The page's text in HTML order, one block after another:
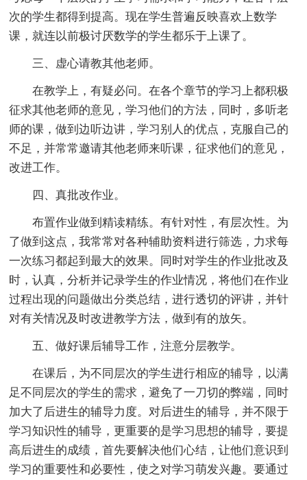
次的学生都得到提高。现在学生普遍反映喜欢上数学
课，就连以前极讨厌数学的学生都乐于上课了。
三、虚心请教其他老师。
在教学上，有疑必问。在各个章节的学习上都积极
征求其他老师的意见，学习他们的方法，同时，多听老
师的课，做到边听边讲，学习别人的优点，克服自己的
不足，并常常邀请其他老师来听课，征求他们的意见，
改进工作。
四、真批改作业。
布置作业做到精读精练。有针对性，有层次性。为
了做到这点，我常常对各种辅助资料进行筛选，力求每
一次练习都起到最大的效果。同时对学生的作业批改及
时，认真，分析并记录学生的作业情况，将他们在作业
过程出现的问题做出分类总结，进行透切的评讲，并针
对有关情况及时改进教学方法，做到有的放矢。
五、做好课后辅导工作，注意分层教学。
在课后，为不同层次的学生进行相应的辅导，以满
足不同层次的学生的需求，避免了一刀切的弊端，同时
加大了后进生的辅导力度。对后进生的辅导，并不限于
学习知识性的辅导，更重要的是学习思想的辅导，要提
高后进生的成绩，首先要解决他们心结，让他们意识到
学习的重要性和必要性，使之对学习萌发兴趣。要通过